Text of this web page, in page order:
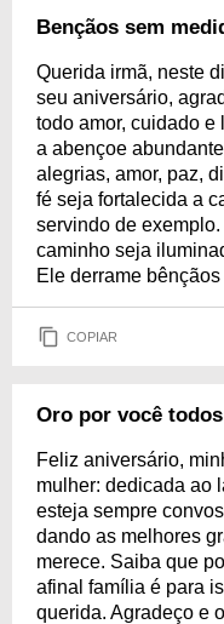
Bençãos sem
Querida irmã, neste
seu aniversário,
todo amor, cuidado e
a abençoe
alegrias, amor, paz,
fé seja fortalecida a
servindo de
caminho seja
Ele derrame
COPIAR
Oro por você
Feliz aniversário,
mulher: dedicada ao
esteja sempre
dando as melhores
merece. Saiba que
afinal família é para
querida. Agradeço e